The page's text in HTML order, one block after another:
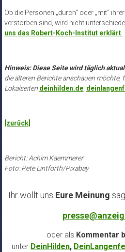
Ob die Personen „durch“ oder „mit“
verstorben sind, wird nicht
uns das Robert-Koch-Institut erklärt.
Hinweis: Diese Seite wird täglich
die älteren Berichte anschauen möchte,
Lokalseiten deinhilden.de,
[zurück]
Bericht: Achim Kaemmerer
Foto: Pete Lintforth/Pixabay
Ihr wollt uns Eure Meinung
oder als Kommentar
unter DeinHilden,